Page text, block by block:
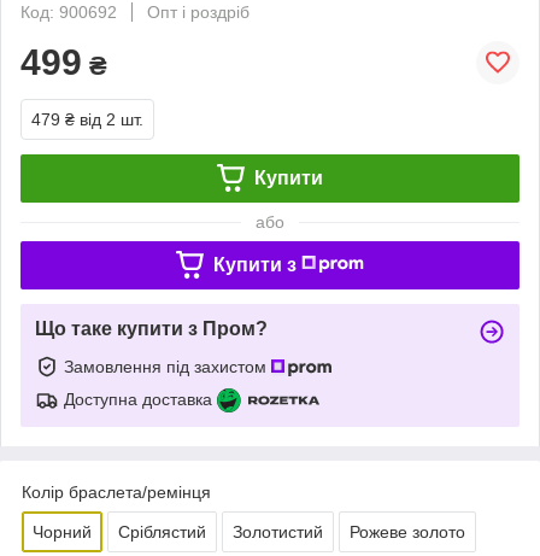
Код: 900692
Опт і роздріб
499 ₴
479 ₴ від 2 шт.
Купити
або
Купити з
Що таке купити з Пром?
Замовлення під захистом
Доступна доставка
Колір браслета/ремінця
Чорний Сріблястий Золотистий Рожеве золото